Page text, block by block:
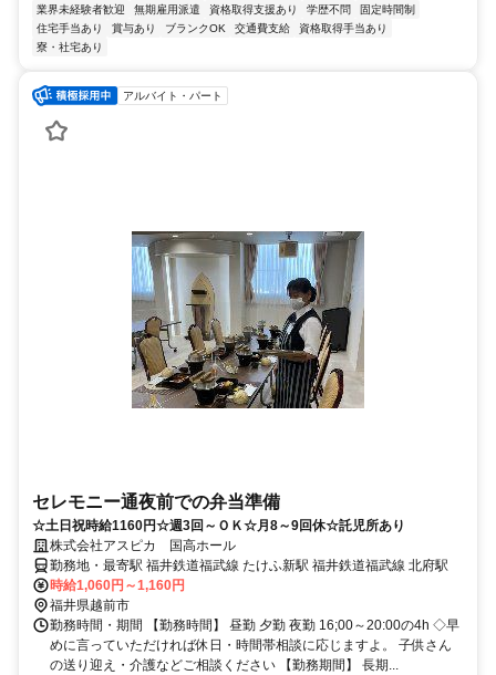
業界未経験者歓迎 無期雇用派遣 資格取得支援あり 学歴不問
固定時間制
住宅手当あり
賞与あり ブランクOK 交通費支給
資格取得手当あり
寮・社宅あり
アルバイト・パート
セレモニー通夜前での弁当準備
☆土日祝時給1160円☆週3回～ＯＫ☆月8～9回休☆託児所あり
株式会社アスピカ 国高ホール
勤務地・最寄駅 福井鉄道福武線 たけふ新駅 福井鉄道福武線 北府駅
時給1,060円～1,160円
福井県越前市
勤務時間・期間 【勤務時間】 昼勤 夕勤 夜勤 16;00～20:00の4h ◇早
めに言っていただければ休日・時間帯相談に応じますよ。 子供さん
の送り迎え・介護などご相談ください 【勤務期間】 長期...